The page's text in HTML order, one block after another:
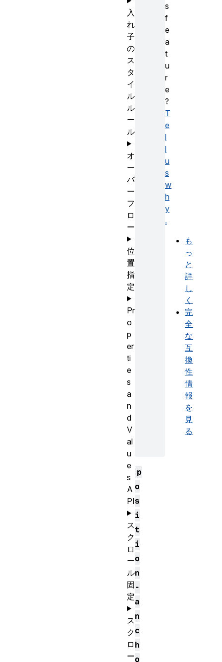
s
f
e
a
t
u
r
e
?
T
e
l
l
u
s
w
h
y
.
も
っ
と
詳
し
く
完
全
な
互
換
性
情
報
を
見
る
p
o
s
i
t
i
o
n
-
a
n
c
h
o
入
れ
子
の
ス
タ
イ
ル
ル
ー
ル
オ
ー
バ
ー
フ
ロ
ー
位
置
指
定
Pr
o
p
er
ti
e
s
a
n
d
V
al
u
e
s
A
PI
ス
ク
ロ
ー
ル
固
定
ス
ク
ロ
ー